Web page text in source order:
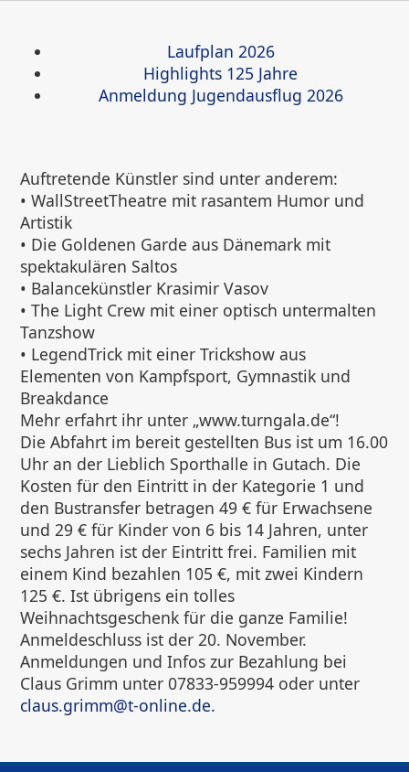
Laufplan 2026
Highlights 125 Jahre
Anmeldung Jugendausflug 2026
Auftretende Künstler sind unter anderem:
• WallStreetTheatre mit rasantem Humor und
Artistik
• Die Goldenen Garde aus Dänemark mit
spektakulären Saltos
• Balancekünstler Krasimir Vasov
• The Light Crew mit einer optisch untermalten
Tanzshow
• LegendTrick mit einer Trickshow aus
Elementen von Kampfsport, Gymnastik und
Breakdance
Mehr erfahrt ihr unter „www.turngala.de“!
Die Abfahrt im bereit gestellten Bus ist um 16.00
Uhr an der Lieblich Sporthalle in Gutach. Die
Kosten für den Eintritt in der Kategorie 1 und
den Bustransfer betragen 49 € für Erwachsene
und 29 € für Kinder von 6 bis 14 Jahren, unter
sechs Jahren ist der Eintritt frei. Familien mit
einem Kind bezahlen 105 €, mit zwei Kindern
125 €. Ist übrigens ein tolles
Weihnachtsgeschenk für die ganze Familie!
Anmeldeschluss ist der 20. November.
Anmeldungen und Infos zur Bezahlung bei
Claus Grimm unter 07833-959994 oder unter
claus.grimm@t-online.de.